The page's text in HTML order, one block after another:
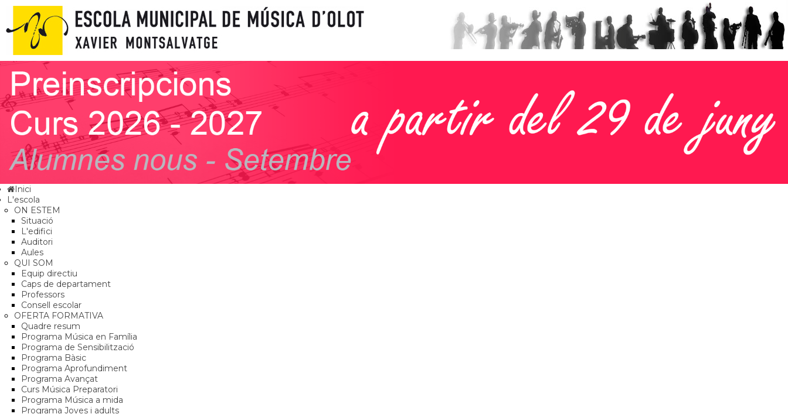
Inici
L'escola
ON ESTEM
Situació
L'edifici
Auditori
Aules
QUI SOM
Equip directiu
Caps de departament
Professors
Consell escolar
OFERTA FORMATIVA
Quadre resum
Programa Música en Família
Programa de Sensibilització
Programa Bàsic
Programa Aprofundiment
Programa Avançat
Curs Música Preparatori
Programa Música a mida
Programa Joves i adults